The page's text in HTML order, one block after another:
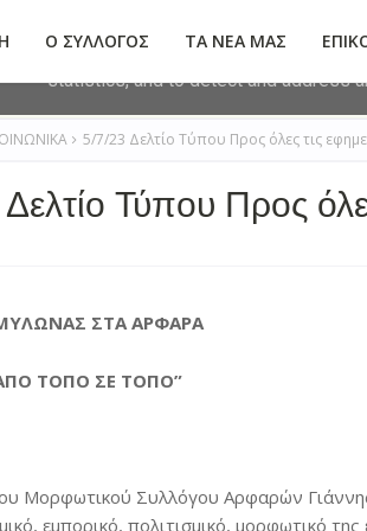
Ο ΣΥΛΛΟΓΟΣ ΤΑ ΝΕΑ ΜΑΣ
5/7/23 Δελτίο Τύπου Προς όλες τις
Τύπου Προς
ΣΤΑ ΑΡΦΑΡΑ
ΤΟΠΟ ΣΕ ΤΟΠΟ”
Μορφωτικού Συλλόγου Αρφαρών
εμπορικό, πολιτισμικό, μορφωτικό
This site uses cookies from Google
statistics, and to detect and address